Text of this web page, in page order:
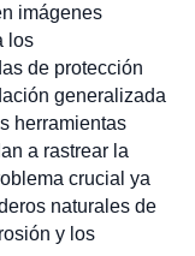
imágenes
los
de protección
generalizada
herramientas
a rastrear la
crucial ya
naturales de
y los